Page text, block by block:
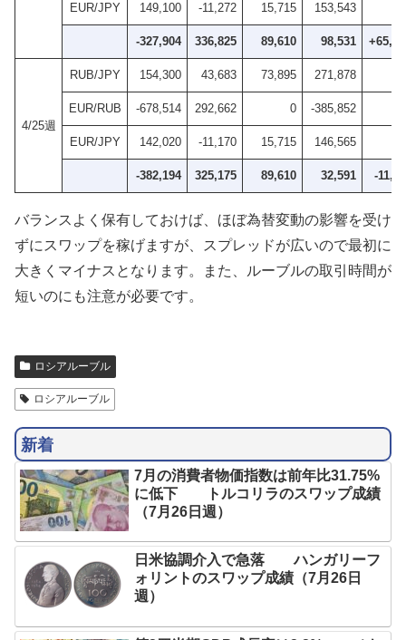
EUR/JPY 149,100 -11,272 15,715 153,543
-327,904 336,825 89,610 98,531
4/25週
RUB/JPY 154,300 43,683 73,895 271,878
EUR/RUB -678,514 292,662 0 -385,852
EUR/JPY 142,020 -11,170 15,715 146,565
-382,194 325,175 89,610 32,591 -
バランスよく保有しておけば、ほぼ為替変動の影響を受け
ずにスワップを稼げますが、スプレッドが広いので最初に
大きくマイナスとなります。また、ルーブルの取引時間が
短いのにも注意が必要です。
ロシアルーブル
ロシアルーブル
新着
7月の消費者物価指数は前年比31.75%
に低下 トルコリラのスワップ成績
（7月26日週）
日米協調介入で急落 ハンガリーフ
ォリントのスワップ成績（7月26日
週）